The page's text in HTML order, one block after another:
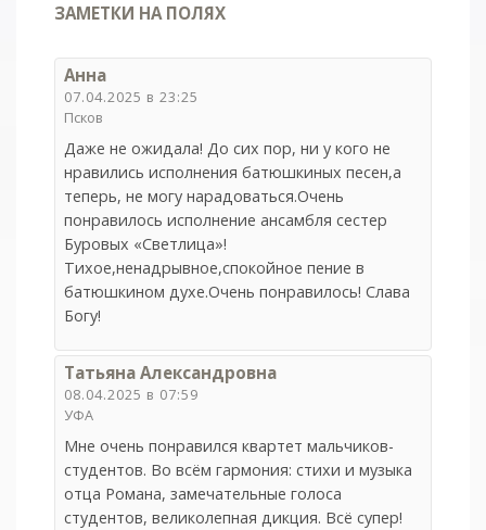
ЗАМЕТКИ НА ПОЛЯХ
Анна
07.04.2025 в 23:25
Псков
Даже не ожидала! До сих пор, ни у кого не
нравились исполнения батюшкиных песен,а
теперь, не могу нарадоваться.Очень
понравилось исполнение ансамбля сестер
Буровых «Светлица»!
Тихое,ненадрывное,спокойное пение в
батюшкином духе.Очень понравилось! Слава
Богу!
Татьяна Александровна
08.04.2025 в 07:59
УФА
Мне очень понравился квартет мальчиков-
студентов. Во всём гармония: стихи и музыка
отца Романа, замечательные голоса
студентов, великолепная дикция. Всё супер!